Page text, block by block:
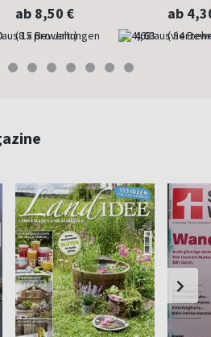
ab 8,50 €
(8 x pro Jahr) 4,63
ab